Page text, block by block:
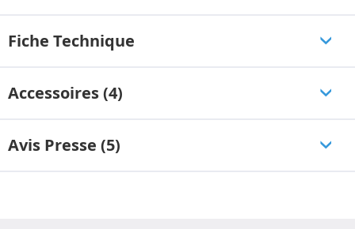
Fiche Technique
Accessoires (4)
Avis Presse (5)